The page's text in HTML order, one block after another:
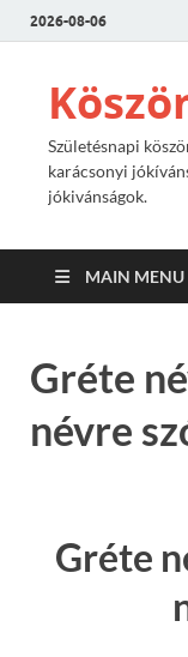
2026-08-06
Születésnapi
karácsonyi
jókivánságok.
MAIN MENU
Gréte
névre
Gréte